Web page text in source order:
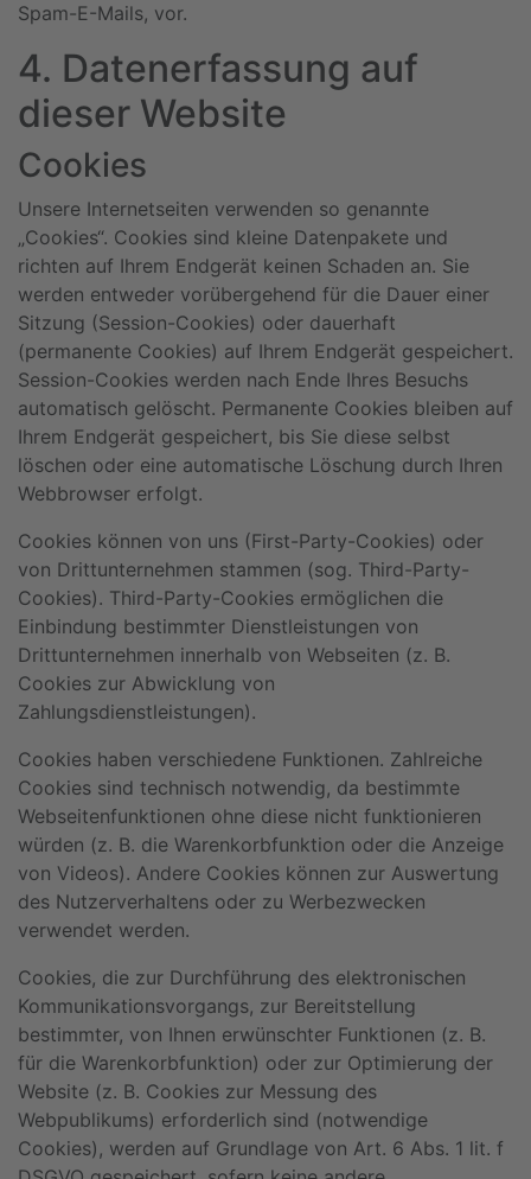
Spam-E-Mails, vor.
4. Datenerfassung auf
dieser Website
Cookies
Unsere Internetseiten verwenden so genannte
„Cookies“. Cookies sind kleine Datenpakete und
richten auf Ihrem Endgerät keinen Schaden an. Sie
werden entweder vorübergehend für die Dauer einer
Sitzung (Session-Cookies) oder dauerhaft
(permanente Cookies) auf Ihrem Endgerät gespeichert.
Session-Cookies werden nach Ende Ihres Besuchs
automatisch gelöscht. Permanente Cookies bleiben auf
Ihrem Endgerät gespeichert, bis Sie diese selbst
löschen oder eine automatische Löschung durch Ihren
Webbrowser erfolgt.
Cookies können von uns (First-Party-Cookies) oder
von Drittunternehmen stammen (sog. Third-Party-
Cookies). Third-Party-Cookies ermöglichen die
Einbindung bestimmter Dienstleistungen von
Drittunternehmen innerhalb von Webseiten (z. B.
Cookies zur Abwicklung von
Zahlungsdienstleistungen).
Cookies haben verschiedene Funktionen. Zahlreiche
Cookies sind technisch notwendig, da bestimmte
Webseitenfunktionen ohne diese nicht funktionieren
würden (z. B. die Warenkorbfunktion oder die Anzeige
von Videos). Andere Cookies können zur Auswertung
des Nutzerverhaltens oder zu Werbezwecken
verwendet werden.
Cookies, die zur Durchführung des elektronischen
Kommunikationsvorgangs, zur Bereitstellung
bestimmter, von Ihnen erwünschter Funktionen (z. B.
für die Warenkorbfunktion) oder zur Optimierung der
Website (z. B. Cookies zur Messung des
Webpublikums) erforderlich sind (notwendige
Cookies), werden auf Grundlage von Art. 6 Abs. 1 lit. f